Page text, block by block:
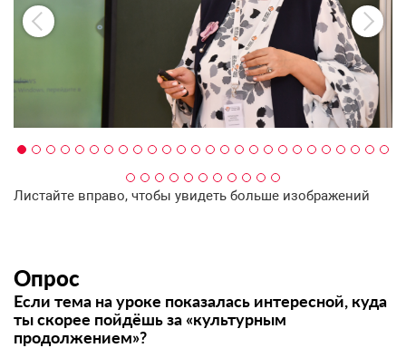
Листайте вправо, чтобы увидеть больше изображений
Опрос
Если тема на уроке показалась интересной, куда
ты скорее пойдёшь за «культурным
продолжением»?